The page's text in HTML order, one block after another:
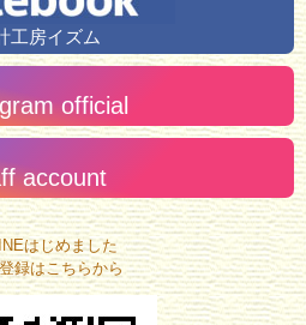
工房イズム
official
account
はじめました
録はこちらから